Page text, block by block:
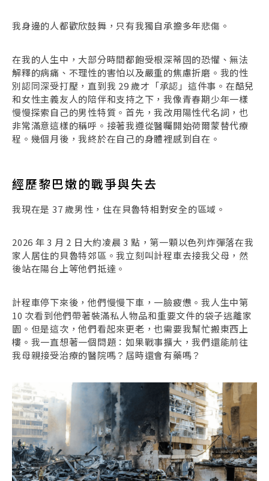
我身邊的人都歡欣鼓舞，只有我獨自承擔多年悲傷。
在我的人生中，大部分時間都飽受根深蒂固的恐懼、無法
解釋的病痛、不理性的害怕以及嚴重的焦慮折磨。我的性
別認同深受打壓，直到我 29 歲才「承認」這件事。在酷兒
和女性主義友人的陪伴和支持之下，我像青春期少年一樣
慢慢探索自己的男性特質。首先，我改用陽性代名詞，也
非常滿意這樣的稱呼。接著我遵從醫囑開始荷爾蒙替代療
程。幾個月後，我終於在自己的身體裡感到自在。
經歷黎巴嫩的戰爭與失去
我現在是 37 歲男性，住在貝魯特相對安全的區域。
2026 年 3 月 2 日大約凌晨 3 點，第一顆以色列炸彈落在我
家人居住的貝魯特郊區。我立刻叫計程車去接我父母，然
後站在陽台上等他們抵達。
計程車停下來後，他們慢慢下車，一臉疲憊。我人生中第
10 次看到他們帶著裝滿私人物品和重要文件的袋子逃離家
園。但是這次，他們看起來更老，也需要我幫忙搬東西上
樓。我一直想著一個問題：如果戰事擴大，我們還能前往
我母親接受治療的醫院嗎？屆時還會有藥嗎？